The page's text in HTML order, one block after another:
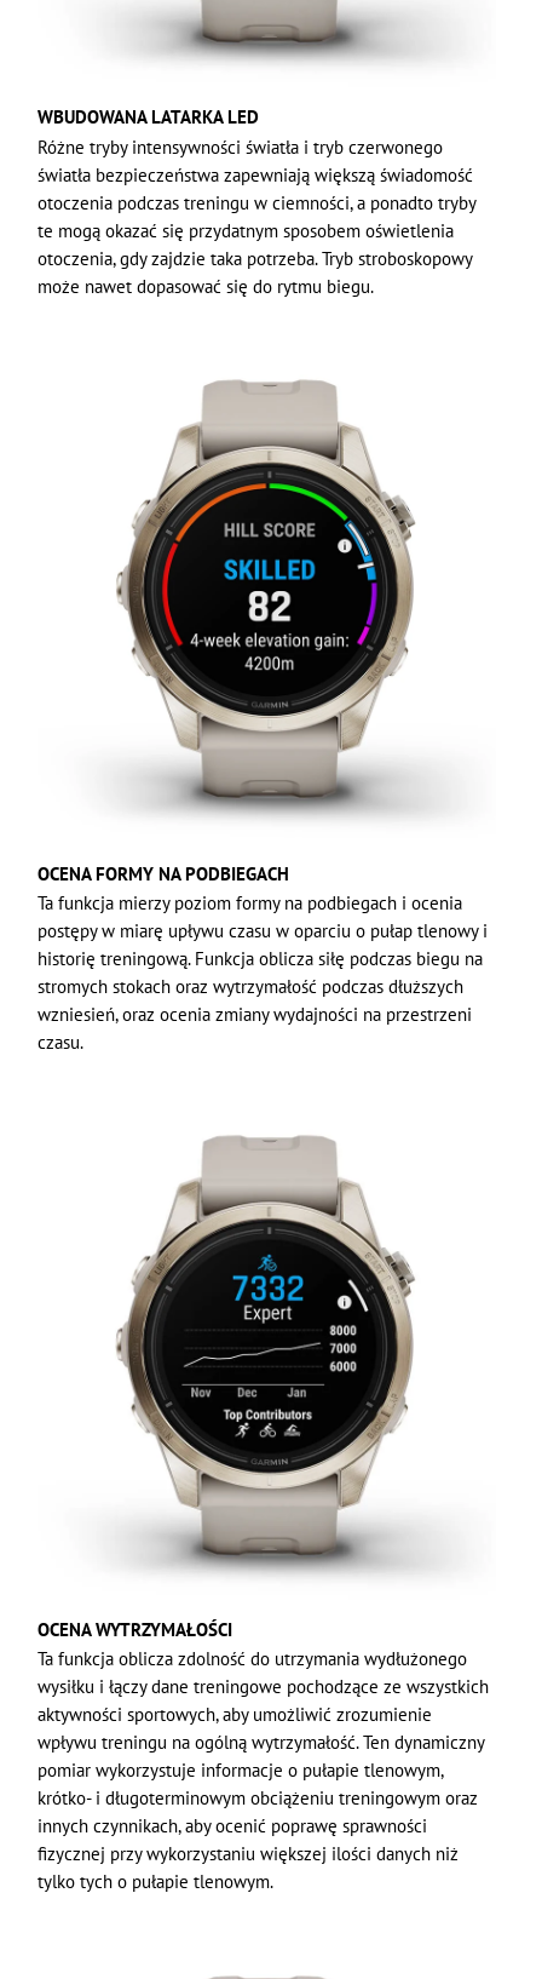
WBUDOWANA LATARKA LED
Różne tryby intensywności światła i tryb czerwonego
światła bezpieczeństwa zapewniają większą świadomość
otoczenia podczas treningu w ciemności, a ponadto tryby
te mogą okazać się przydatnym sposobem oświetlenia
otoczenia, gdy zajdzie taka potrzeba. Tryb stroboskopowy
może nawet dopasować się do rytmu biegu.
OCENA FORMY NA PODBIEGACH
Ta funkcja mierzy poziom formy na podbiegach i ocenia
postępy w miarę upływu czasu w oparciu o pułap tlenowy i
historię treningową. Funkcja oblicza siłę podczas biegu na
stromych stokach oraz wytrzymałość podczas dłuższych
wzniesień, oraz ocenia zmiany wydajności na przestrzeni
czasu.
OCENA WYTRZYMAŁOŚCI
Ta funkcja oblicza zdolność do utrzymania wydłużonego
wysiłku i łączy dane treningowe pochodzące ze wszystkich
aktywności sportowych, aby umożliwić zrozumienie
wpływu treningu na ogólną wytrzymałość. Ten dynamiczny
pomiar wykorzystuje informacje o pułapie tlenowym,
krótko- i długoterminowym obciążeniu treningowym oraz
innych czynnikach, aby ocenić poprawę sprawności
fizycznej przy wykorzystaniu większej ilości danych niż
tylko tych o pułapie tlenowym.